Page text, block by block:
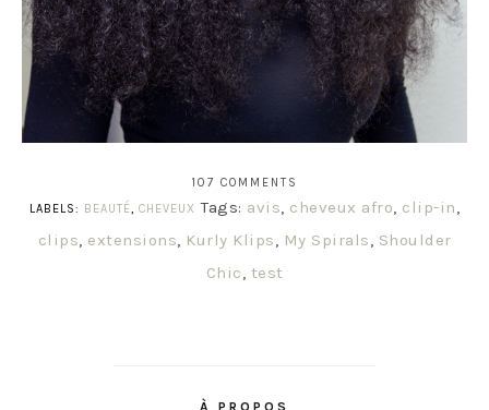
107 COMMENTS
LABELS:
BEAUTÉ, CHEVEUX Tags: avis, cheveux afro, clip-in,
clips, extensions, Kurly Klips, My Spirals, Shoulder
Chic, test
À PROPOS